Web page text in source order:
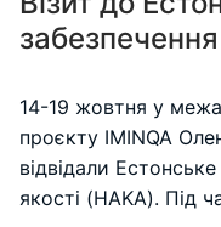
14-19 жовтня у
проєкту IMINQA
відвідали
якості (HAKA). Під